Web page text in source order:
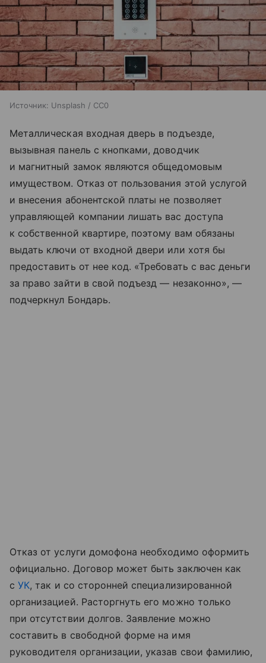
Источник: Unsplash / CC0
Металлическая входная дверь в подъезде,
вызывная панель с кнопками, доводчик
и магнитный замок являются общедомовым
имуществом. Отказ от пользования этой услугой
и внесения абонентской платы не позволяет
управляющей компании лишать вас доступа
к собственной квартире, поэтому вам обязаны
выдать ключи от входной двери или хотя бы
предоставить от нее код. «Требовать с вас деньги
за право зайти в свой подъезд — незаконно», —
подчеркнул Бондарь.
Отказ от услуги домофона необходимо оформить
официально. Договор может быть заключен как
сУК, так и со сторонней специализированной
организацией. Расторгнуть его можно только
при отсутствии долгов. Заявление можно
составить в свободной форме на имя
руководителя организации, указав свои фамилию,